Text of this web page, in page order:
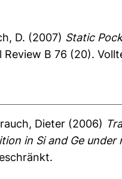
D. (2007) Static
Review B 76 (20).
Dieter (2006)
in Si and Ge